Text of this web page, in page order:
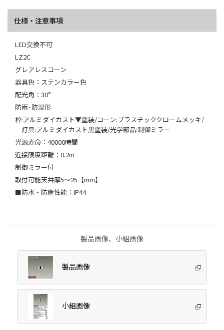
仕様・注意事項
LED交換不可
LZ2C
グレアレスコーン
器具色：ステンカラー色
配光角：30°
防雨･防湿形
枠:アルミダイカスト▼塗装/コーン:プラスチッククロームメッキ/
灯具:アルミダイカスト黒塗装/光学部品:制御ミラー
光源寿命：40000時間
近接限度距離：0.2m
制御ミラー付
取付可能天井厚5～25【mm】
■防水・防塵性能：IP44
製品画像、小組画像
製品画像
小組画像